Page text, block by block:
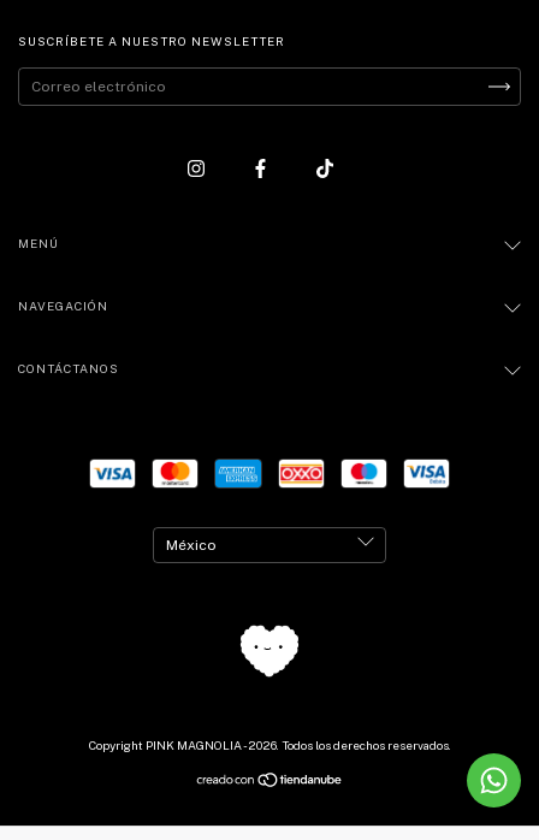
SUSCRÍBETE A NUESTRO NEWSLETTER
MENÚ
NAVEGACIÓN
CONTÁCTANOS
Copyright PINK MAGNOLIA - 2026. Todos los derechos reservados.